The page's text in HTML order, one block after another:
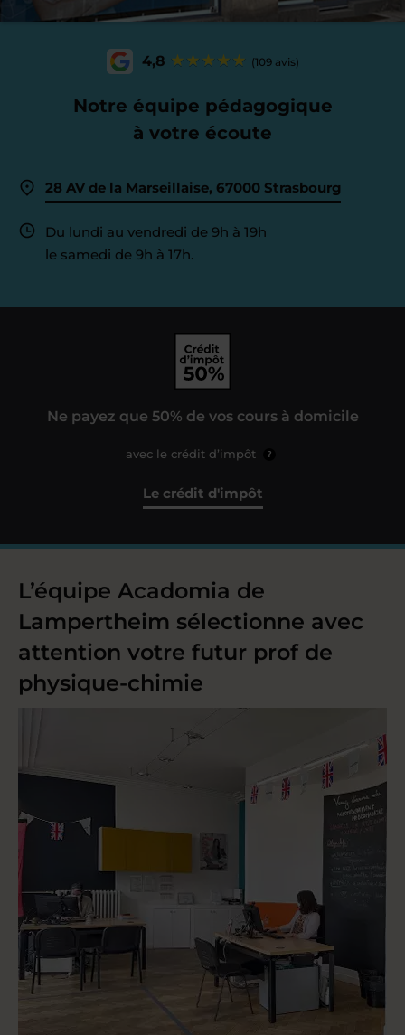
4,8 (109 avis)
Notre équipe pédagogique
à votre écoute
28 AV de la Marseillaise, 67000 Strasbourg
Du lundi au vendredi de 9h à 19h
le samedi de 9h à 17h.
Ne payez que 50% de vos cours à domicile
avec le crédit d’impôt ?
Le crédit d'impôt
L’équipe Acadomia de
Lampertheim sélectionne avec
attention votre futur prof de
physique-chimie